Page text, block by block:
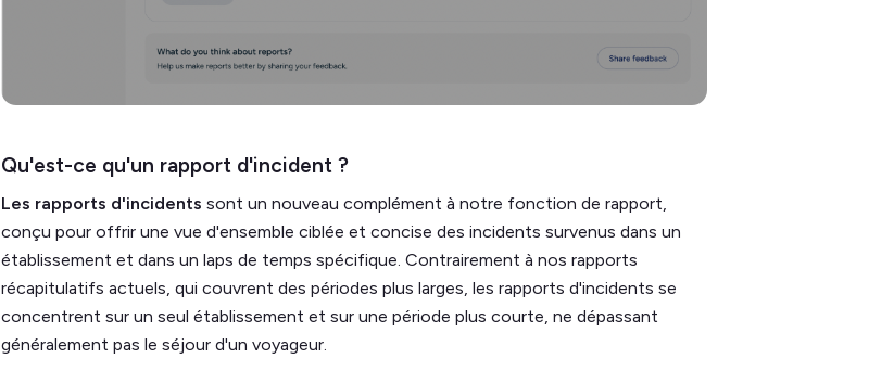
Qu'est-ce qu'un rapport d'incident ?
Les rapports d'incidents sont un nouveau complément à notre fonction de rapport,
conçu pour offrir une vue d'ensemble ciblée et concise des incidents survenus dans un
établissement et dans un laps de temps spécifique. Contrairement à nos rapports
récapitulatifs actuels, qui couvrent des périodes plus larges, les rapports d'incidents se
concentrent sur un seul établissement et sur une période plus courte, ne dépassant
généralement pas le séjour d'un voyageur.